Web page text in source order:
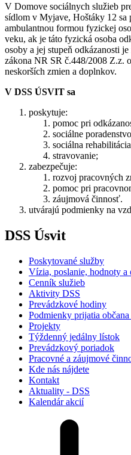
V Domove sociálnych služieb
sídlom v Myjave, Hoštáky 12 sa
ambulantnou formou fyzickej
veku, ak je táto fyzická osoba
osoby a jej stupeň odkázanosti
zákona NR SR č.448/2008 Z.z.
neskorších zmien a doplnkov.
V DSS ÚSVIT sa
poskytuje:
pomoc pri
sociálne
sociálna
stravovanie;
zabezpečuje:
rozvoj pracovných
pomoc pri
záujmová činnosť.
utvárajú podmienky na
DSS Úsvit
Poskytované služby
Vízia, poslanie, hodnoty
Cenník služieb
Aktivity DSS
Prevádzkové hodiny
Podmienky prijatia
Projekty
Týždenný jedálny lístok
Prevádzkový poriadok
Pracovné a záujmové
Kde nás nájdete
Kontakt
Aktuality - DSS
Kalendár akcií